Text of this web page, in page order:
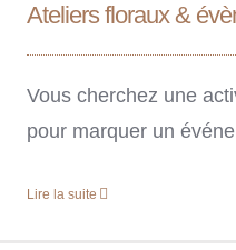
Ateliers floraux &
Vous cherchez une
pour marquer un
Lire la suite